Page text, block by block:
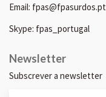
Email: fpas@fpasurdos.pt
Skype: fpas_portugal
Newsletter
Subscrever a newsletter